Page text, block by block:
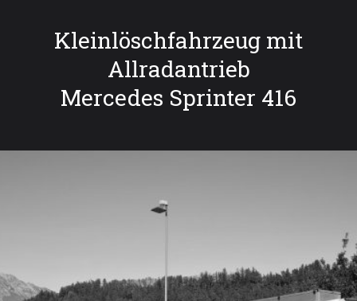
Kleinlöschfahrzeug mit
Allradantrieb
Mercedes Sprinter 416